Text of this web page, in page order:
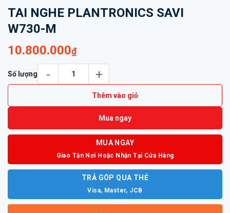
TAI NGHE PLANTRONICS SAVI
W730-M
10.800.000₫
Số lượng
Thêm vào giỏ
Mua ngay
MUA NGAY
Giao Tận Nơi Hoặc Nhận Tại Cửa Hàng
TRẢ GÓP QUA THẺ
Visa, Master, JCB